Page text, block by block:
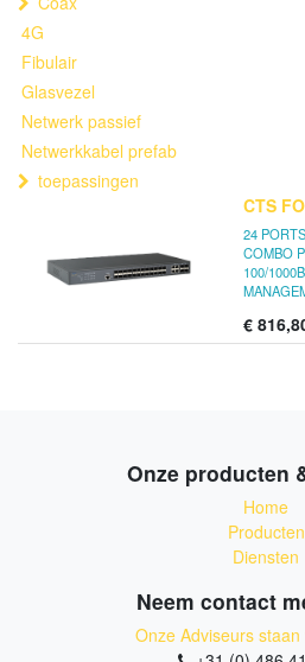
4G
Fibulair
Glasvezel
Netwerk passief
Netwerkkabel prefab
toepassingen
CTS
24
COMBO
100/
€
Onze producten
Home
Producten
Diensten
Neem contact
Onze Adviseurs